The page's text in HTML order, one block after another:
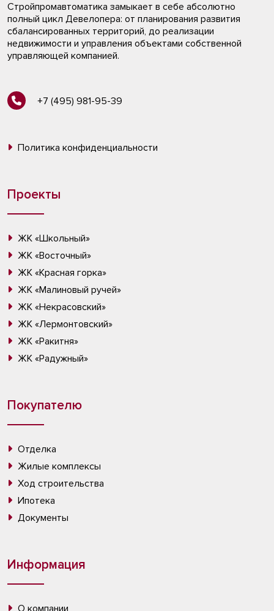
Стройпромавтоматика замыкает в себе абсолютно
полный цикл Девелопера: от планирования развития
сбалансированных территорий, до реализации
недвижимости и управления объектами собственной
управляющей компанией.
+7 (495) 981-95-39
Политика конфиденциальности
Проекты
ЖК «Школьный»
ЖК «Восточный»
ЖК «Красная горка»
ЖК «Малиновый ручей»
ЖК «Некрасовский»
ЖК «Лермонтовский»
ЖК «Ракитня»
ЖК «Радужный»
Покупателю
Отделка
Жилые комплексы
Ход строительства
Ипотека
Документы
Информация
О компании